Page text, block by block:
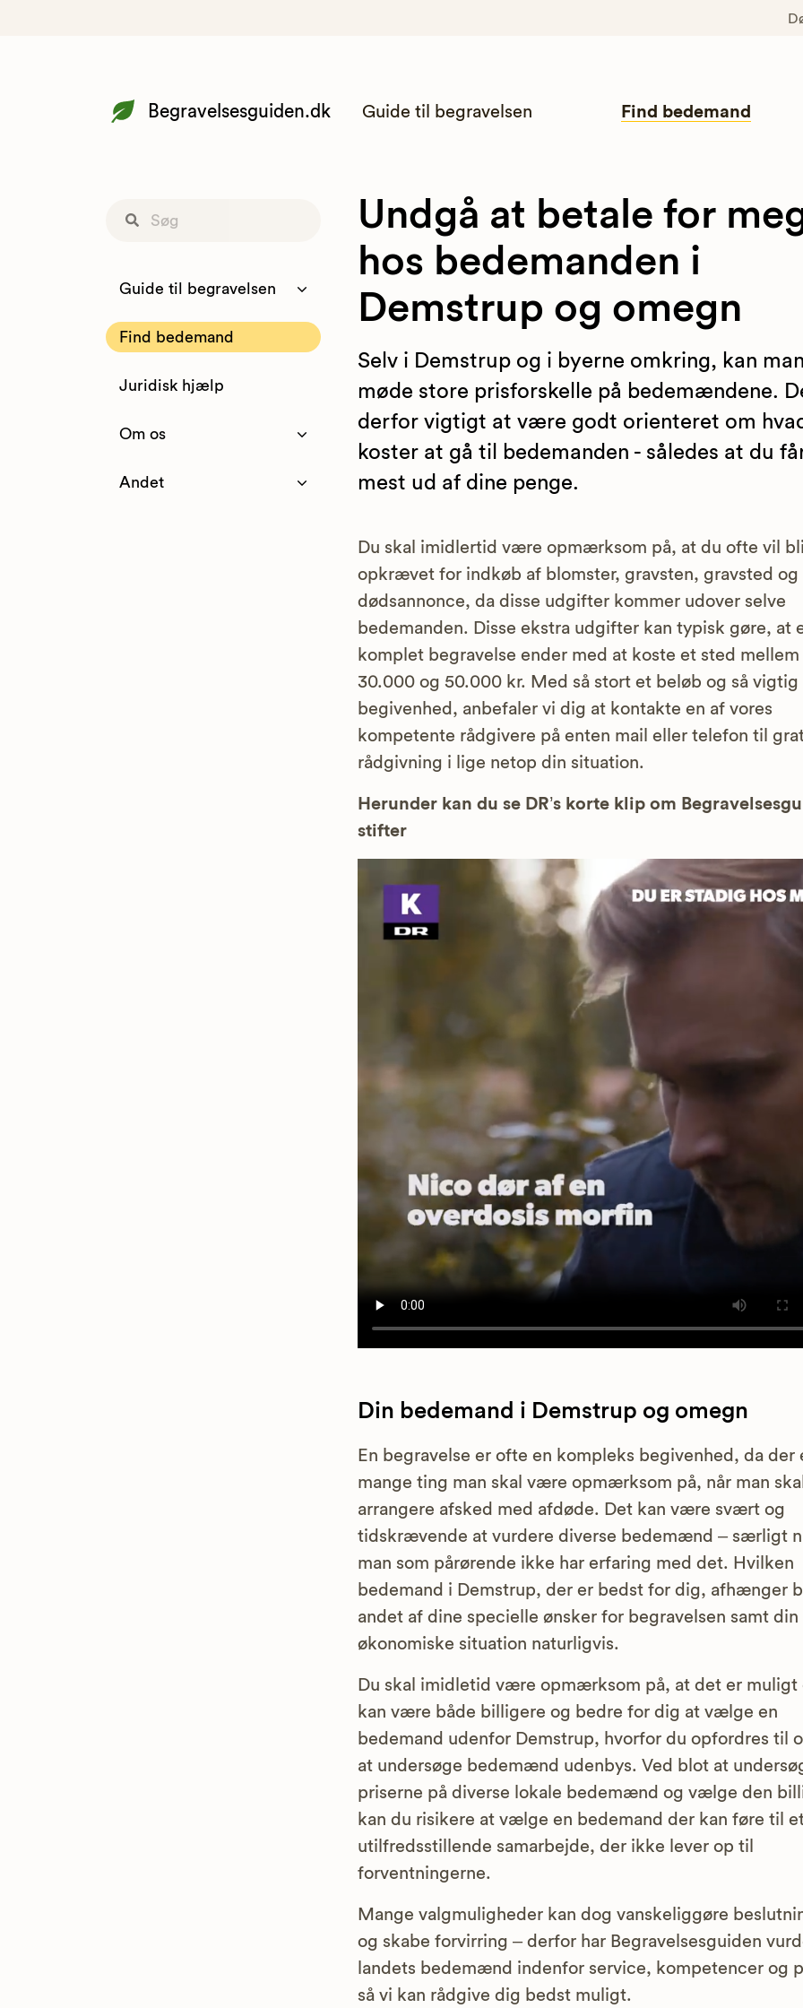
Begravelsesguiden.dk Guide til begravelsen Find bedemand
Guide til begravelsen
Find bedemand
Juridisk hjælp
Om os
Andet
Undgå at betale for
hos bedemanden i
Demstrup og omegn
Selv i Demstrup og i byerne omkring, kan
møde store prisforskelle på bedemændene.
derfor vigtigt at være godt orienteret om
koster at gå til bedemanden - således at du
mest ud af dine penge.
Du skal imidlertid være opmærksom på, at du ofte vil
opkrævet for indkøb af blomster, gravsten, gravsted og
dødsannonce, da disse udgifter kommer udover selve
bedemanden. Disse ekstra udgifter kan typisk gøre, at
komplet begravelse ender med at koste et sted mellem
30.000 og 50.000 kr. Med så stort et beløb og så vigtig
begivenhed, anbefaler vi dig at kontakte en af vores
kompetente rådgivere på enten mail eller telefon til
rådgivning i lige netop din situation.
Herunder kan du se DR’s korte klip om
stifter
Din bedemand i Demstrup og omegn
En begravelse er ofte en kompleks begivenhed, da der
mange ting man skal være opmærksom på, når man
arrangere afsked med afdøde. Det kan være svært og
tidskrævende at vurdere diverse bedemænd – særligt
man som pårørende ikke har erfaring med det. Hvilken
bedemand i Demstrup, der er bedst for dig, afhænger
andet af dine specielle ønsker for begravelsen samt din
økonomiske situation naturligvis.
Du skal imidletid være opmærksom på, at det er muligt
kan være både billigere og bedre for dig at vælge en
bedemand udenfor Demstrup, hvorfor du opfordres til
at undersøge bedemænd udenbys. Ved blot at
priserne på diverse lokale bedemænd og vælge den
kan du risikere at vælge en bedemand der kan føre til
utilfredsstillende samarbejde, der ikke lever op til
forventningerne.
Mange valgmuligheder kan dog vanskeliggøre
og skabe forvirring – derfor har Begravelsesguiden
landets bedemænd indenfor service, kompetencer og
så vi kan rådgive dig bedst muligt.